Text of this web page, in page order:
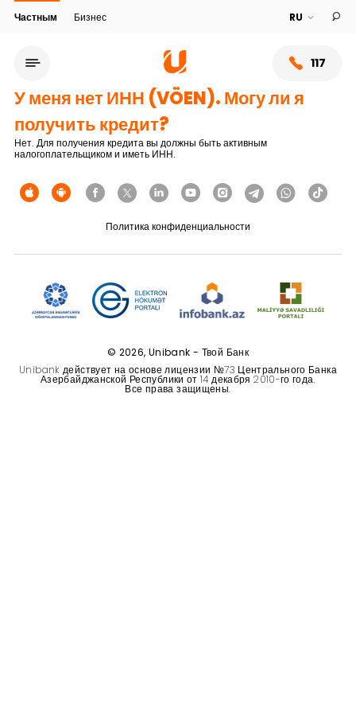
Частным Бизнес
117
Сеть обслуживания
Устойчивость
У меня нет ИНН (VÖEN). Могу ли я
получить кредит?
Нет. Для получения кредита вы должны быть активным
налогоплательщиком и иметь ИНН.
Политика конфиденциальности
© 2026, Unibank - Твой Банк
Unibank действует на основе лицензии №73 Центрального Банка
Азербайджанской Республики от 14 декабря 2010-го года.
Все права защищены.